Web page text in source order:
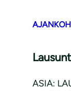
ASIA: